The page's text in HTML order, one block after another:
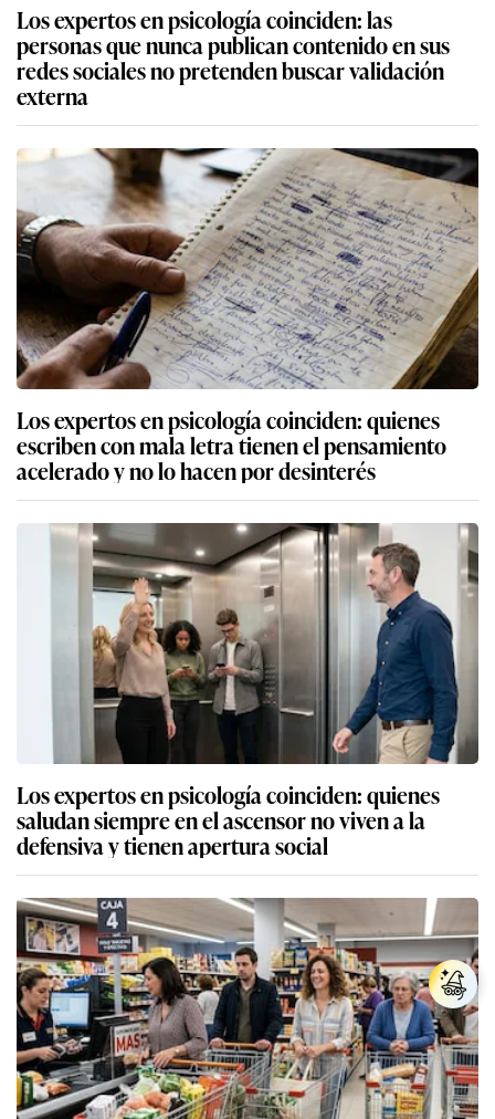
Los expertos en psicología coinciden: las
personas que nunca publican contenido en sus
redes sociales no pretenden buscar validación
externa
Los expertos en psicología coinciden: quienes
escriben con mala letra tienen el pensamiento
acelerado y no lo hacen por desinterés
Los expertos en psicología coinciden: quienes
saludan siempre en el ascensor no viven a la
defensiva y tienen apertura social